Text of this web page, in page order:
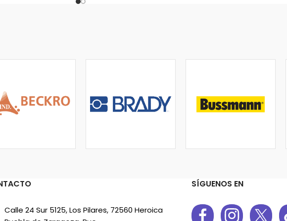
Calle 24 Sur 5125, Los Pilares, 72560 Heroica
SÍGUENOS EN